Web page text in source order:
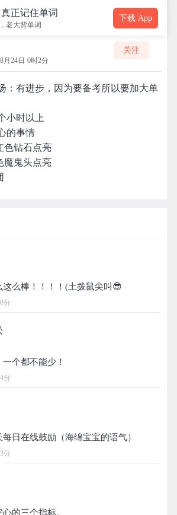
正记住单词
老大背单词
下载 App
8月24日 0时2分
关注
：有进步，因为要备考所以要加大单
小时以上
的事情
色钻石点亮
魔鬼头点亮
分
分
分